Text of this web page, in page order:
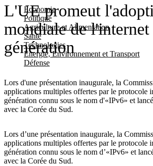
Economie
Politique
Agriculture et Alimentation
Santé
Technologies
Energie, Environnement et Transport
Défense
L'UE promeut
mondiale de
génération
Lors d'une présentation inaugurale, la
applications multiples offertes par le protocole
génération connu sous le nom d'«IPv6» et
avec la Corée du Sud.
Lors d’une présentation inaugurale, la
applications multiples offertes par le protocole
génération connu sous le nom d’«IPv6» et
avec la Corée du Sud.